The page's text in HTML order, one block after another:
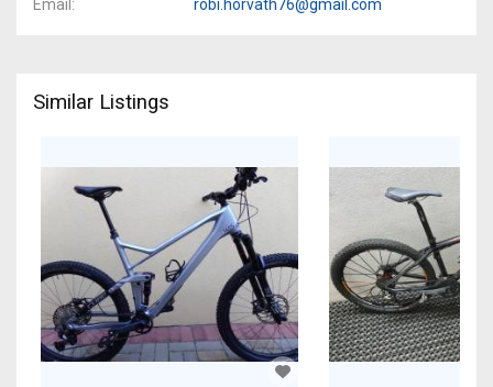
Email
robi.horvath76@gmail.com
Similar Listings